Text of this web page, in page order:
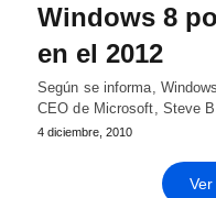
Windows 8
en el 2012
Según se informa,
CEO de Microsoft, Steve
4 diciembre, 2010